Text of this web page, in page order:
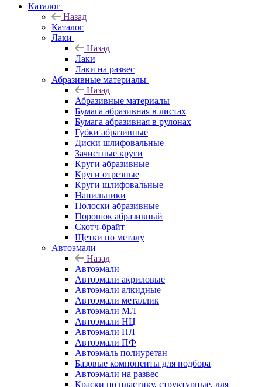
Каталог
Назад
Каталог
Лаки
Назад
Лаки
Лаки на развес
Абразивные материалы
Назад
Абразивные материалы
Бумага абразивная в листах
Бумага абразивная в рулонах
Губки абразивные
Диски шлифовальные
Зачистные круги
Круги абразивные
Круги отрезные
Круги шлифовальные
Напильники
Полоски абразивные
Порошок абразивный
Скотч-брайт
Щетки по металу
Автоэмали
Назад
Автоэмали
Автоэмали акриловые
Автоэмали алкидные
Автоэмали металлик
Автоэмали МЛ
Автоэмали НЦ
Автоэмали ПЛ
Автоэмали ПФ
Автоэмаль полиуретан
Базовые компоненты для подбора
Автоэмали на развес
Краски по пластику, структурные, для